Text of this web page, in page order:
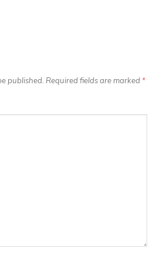
published. Required fields are marked *